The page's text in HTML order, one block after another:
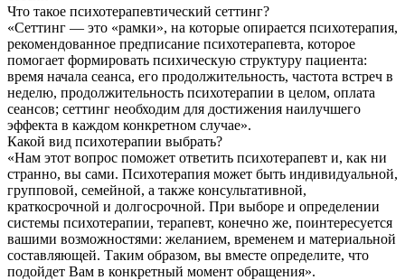
Что такое психотерапевтический сеттинг?
«Сеттинг — это «рамки», на которые опирается психотерапия,
рекомендованное предписание психотерапевта, которое
помогает формировать психическую структуру пациента:
время начала сеанса, его продолжительность, частота встреч в
неделю, продолжительность психотерапии в целом, оплата
сеансов; сеттинг необходим для достижения наилучшего
эффекта в каждом конкретном случае».
Какой вид психотерапии выбрать?
«Нам этот вопрос поможет ответить психотерапевт и, как ни
странно, вы сами. Психотерапия может быть индивидуальной,
групповой, семейной, а также консультативной,
краткосрочной и долгосрочной. При выборе и определении
системы психотерапии, терапевт, конечно же, поинтересуется
вашими возможностями: желанием, временем и материальной
составляющей. Таким образом, вы вместе определите, что
подойдет Вам в конкретный момент обращения».